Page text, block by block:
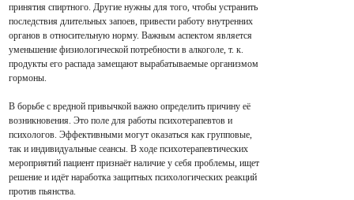
принятия спиртного. Другие нужны для того, чтобы устранить
последствия длительных запоев, привести работу внутренних
органов в относительную норму. Важным аспектом является
уменьшение физиологической потребности в алкоголе, т. к.
продукты его распада замещают вырабатываемые организмом
гормоны.
В борьбе с вредной привычкой важно определить причину её
возникновения. Это поле для работы психотерапевтов и
психологов. Эффективными могут оказаться как групповые,
так и индивидуальные сеансы. В ходе психотерапевтических
мероприятий пациент признаёт наличие у себя проблемы, ищет
решение и идёт наработка защитных психологических реакций
против пьянства.